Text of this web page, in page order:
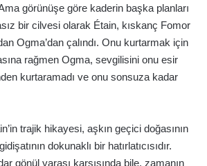
görünüşe göre kaderin başka planları
bir cilvesi olarak Étain, kıskanç Fomor
Ogma’dan çalındı. Onu kurtarmak için
rağmen Ogma, sevgilisini onu esir
kurtaramadı ve onu sonsuza kadar
trajik hikayesi, aşkın geçici doğasının
dokunaklı bir hatırlatıcısıdır.
gönül yarası karşısında bile, zamanın